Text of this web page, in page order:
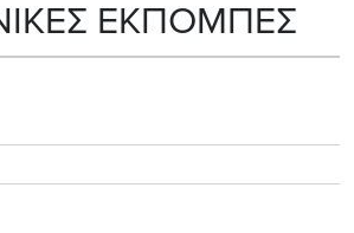
ΕΚΠΟΜΠΕΣ